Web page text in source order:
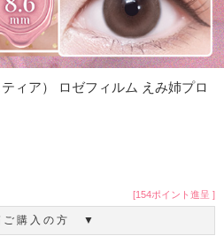
ィア） ロゼフィルム えみ姉プロ
[154ポイント進呈 ]
購入の方 ▼